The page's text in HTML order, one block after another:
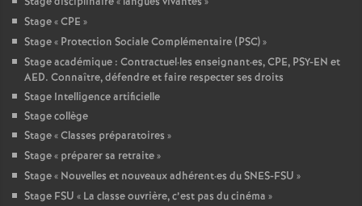
Stage «CPE »
Stage « Protection Sociale Complémentaire (PSC)»
Stage académique : Contractuel·les enseignant·es, CPE, PSY-EN et
AED. Connaître, défendre et faire respecter ses droits
Stage Intelligence artificielle
Stage collège
Stage «Classes préparatoires »
Stage « préparer sa retraite»
Stage « Nouvelles et nouveaux adhérent·es du SNES-FSU »
Stage FSU « La classe ouvrière, c’est pas du cinéma »